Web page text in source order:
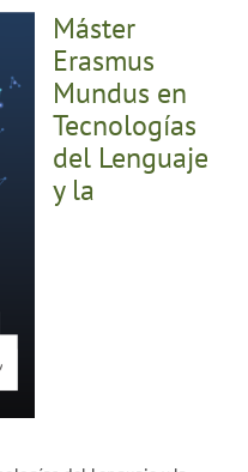
Máster
Erasmus
Mundus en
Tecnologías
del Lenguaje
y la